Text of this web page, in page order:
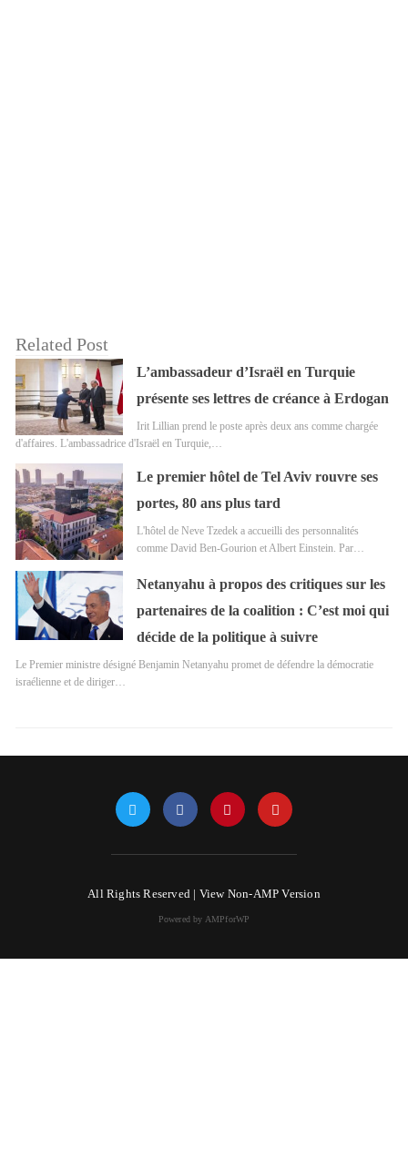
Related Post
L’ambassadeur d’Israël en Turquie
présente ses lettres de créance à Erdogan
Irit Lillian prend le poste après deux ans comme chargée
d'affaires. L'ambassadrice d'Israël en Turquie,…
Le premier hôtel de Tel Aviv rouvre ses
portes, 80 ans plus tard
L'hôtel de Neve Tzedek a accueilli des personnalités
comme David Ben-Gourion et Albert Einstein. Par…
Netanyahu à propos des critiques sur les
partenaires de la coalition : C’est moi qui
décide de la politique à suivre
Le Premier ministre désigné Benjamin Netanyahu promet de défendre la démocratie
israélienne et de diriger…
All Rights Reserved | View Non-AMP Version
Powered by AMPforWP